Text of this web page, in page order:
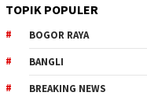
TOPIK POPULER
BOGOR RAYA
BANGLI
BREAKING NEWS